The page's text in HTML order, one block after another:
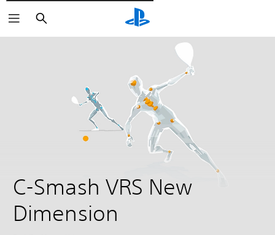
Pesquisar
C-Smash VRS New
Dimension